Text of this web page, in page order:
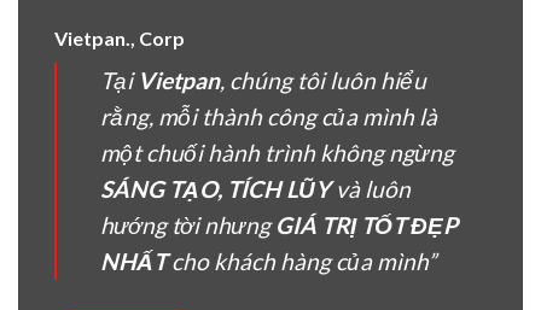
Vietpan., Corp
Tại Vietpan, chúng tôi luôn hiểu
rằng, mỗi thành công của mình là
một chuối hành trình không ngừng
SÁNG TẠO, TÍCH LŨYvà luôn
hướng tời nhưngGIÁ TRỊ TỐT ĐẸP
NHẤTcho khách hàng của mình”